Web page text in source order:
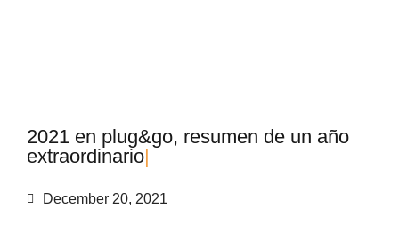
2021 en plug&go, resumen de un año
extraordinario|
December 20, 2021